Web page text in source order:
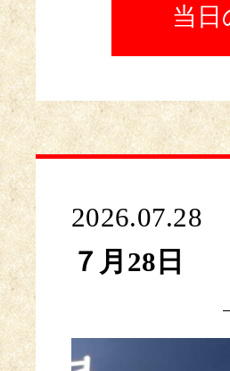
当日
2026.07.28
７月28日